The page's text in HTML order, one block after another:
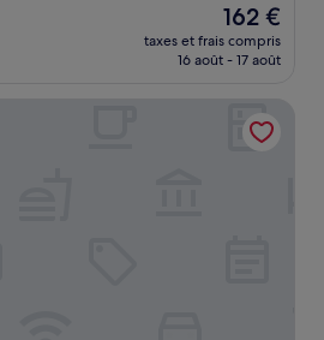
Le
nouveau
prix
de
162 €
162 €
taxes et frais compris
16 août - 17 août